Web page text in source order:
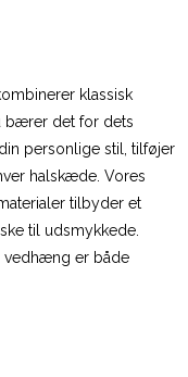
klassisk
bærer det for dets
personlige stil, tilføjer
halskæde. Vores
tilbyder et
til udsmykkede.
vedhæng er både